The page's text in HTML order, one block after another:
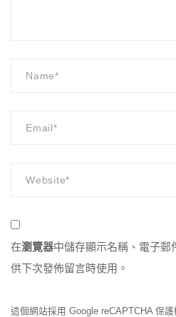
在瀏覽器中儲存顯示名稱、電子郵
供下次發佈留言時使用。
這個網站採用 Google reCAPTCHA 保